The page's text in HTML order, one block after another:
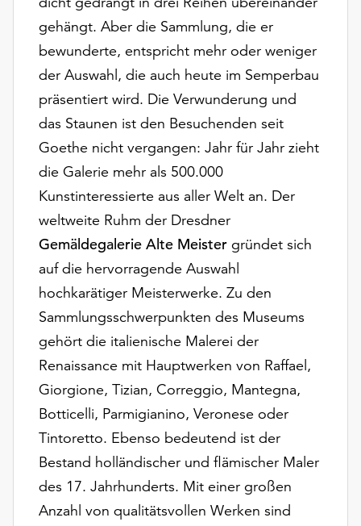
Einverständnis
weiterhin
ausgeführt.
Möchten
verwendeten
Cookies
anpassen,
Einstellungen
Schaltfläche
„Auswählen“.
Weitere
Informationen
finden
unserer
Datenschutzerklärung
dem
Impressum
gehängt. Aber die Sammlung, die er
bewunderte, entspricht mehr oder weniger
der Auswahl, die auch heute im Semperbau
präsentiert wird. Die Verwunderung und
das Staunen ist den Besuchenden seit
Goethe nicht vergangen: Jahr für Jahr zieht
die Galerie mehr als 500.000
Kunstinteressierte aus aller Welt an. Der
weltweite Ruhm der Dresdner
Gemäldegalerie Alte Meister gründet sich
auf die hervorragende Auswahl
hochkarätiger Meisterwerke. Zu den
Sammlungsschwerpunkten des Museums
gehört die italienische Malerei der
Renaissance mit Hauptwerken von Raffael,
Giorgione, Tizian, Correggio, Mantegna,
Botticelli, Parmigianino, Veronese oder
Tintoretto. Ebenso bedeutend ist der
Bestand holländischer und flämischer Maler
des 17. Jahrhunderts. Mit einer großen
Anzahl von qualitätsvollen Werken sind